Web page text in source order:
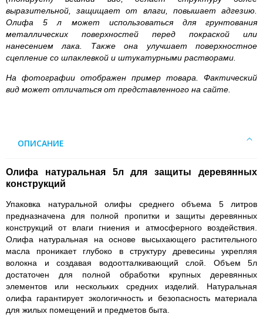
выразительной, защищает от влаги, повышает адгезию.
Олифа 5 л может использоваться для грунтования
металлических поверхностей перед покраской или
нанесением лака. Также она улучшает поверхностное
сцепление со шпаклевкой и штукатурными растворами.
На фотографии отображен пример товара. Фактический
вид может отличаться от представленного на сайте.
ОПИСАНИЕ
Олифа натуральная 5л для защиты деревянных
конструкций
Упаковка натуральной олифы среднего объема 5 литров
предназначена для полной пропитки и защиты деревянных
конструкций от влаги гниения и атмосферного воздействия.
Олифа натуральная на основе высыхающего растительного
масла проникает глубоко в структуру древесины укрепляя
волокна и создавая водоотталкивающий слой. Объем 5л
достаточен для полной обработки крупных деревянных
элементов или нескольких средних изделий. Натуральная
олифа гарантирует экологичность и безопасность материала
для жилых помещений и предметов быта.